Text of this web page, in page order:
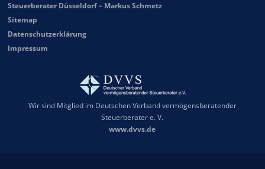
Steuerberater Düsseldorf – Markus Schmetz
Sitemap
Datenschutzerklärung
Impressum
Wir sind Mitglied im Deutschen Verband vermögensberatender
Steuerberater e. V.
www.dvvs.de